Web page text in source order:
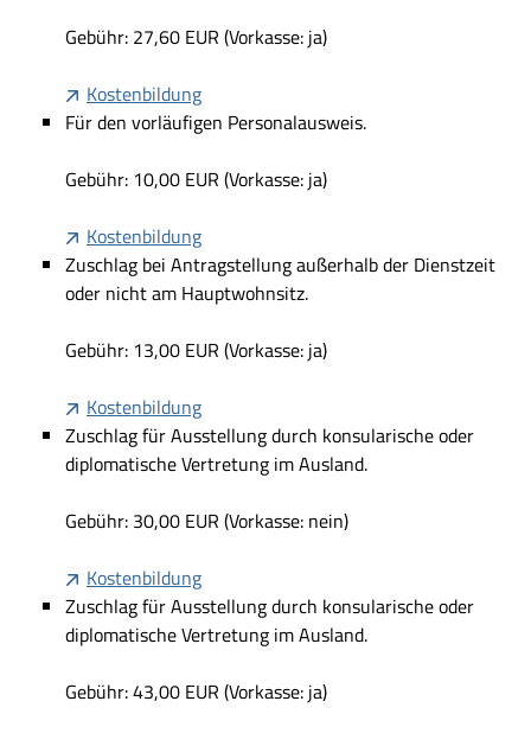
Gebühr: 27,60 EUR (Vorkasse: ja)
Kostenbildung
Für den vorläufigen Personalausweis.
Gebühr: 10,00 EUR (Vorkasse: ja)
Kostenbildung
Zuschlag bei Antragstellung außerhalb der Dienstzeit
oder nicht am Hauptwohnsitz.
Gebühr: 13,00 EUR (Vorkasse: ja)
Kostenbildung
Zuschlag für Ausstellung durch konsularische oder
diplomatische Vertretung im Ausland.
Gebühr: 30,00 EUR (Vorkasse: nein)
Kostenbildung
Zuschlag für Ausstellung durch konsularische oder
diplomatische Vertretung im Ausland.
Gebühr: 43,00 EUR (Vorkasse: ja)